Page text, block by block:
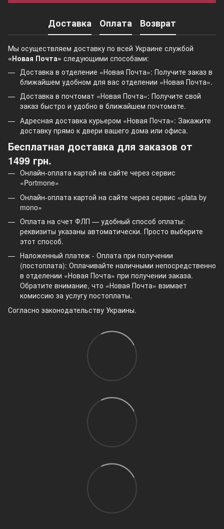
Доставка Оплата Возврат
Мы осуществляем доставку по всей Украине службой
«Новая Почта» следующими способами:
Доставка в отделение «Новая Почта»: Получите заказ в
ближайшем удобном для вас отделении «Новая Почта».
Доставка в почтомат «Новая Почта»: Получите свой
заказ быстро и удобно в ближайшем почтомате.
Адресная доставка курьером «Новая Почта»: Закажите
доставку прямо к двери вашего дома или офиса.
Бесплатная доставка для заказов от
1499 грн.
Онлайн-оплата картой на сайте через сервис
«Portmone»
Онлайн-оплата картой на сайте через сервис «plata by
mono»
Оплата на счет ФЛП — удобный способ оплаты:
реквизиты указаны автоматически. Просто выберите
этот способ.
Наложенный платеж - Оплата при получении
(постоплата): Оплачивайте наличными непосредственно
в отделении «Новая Почта» при получении заказа.
Обратите внимание, что «Новая Почта» взимает
комиссию за услугу постоплаты.
Согласно законодательству Украины.